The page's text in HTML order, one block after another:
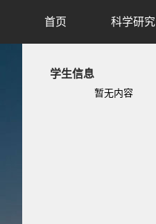
首页 科学研究
学生信息
暂无内容